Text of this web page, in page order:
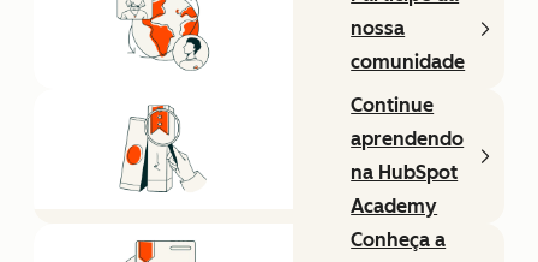
nossa
comunidade
Continue
aprendendo
na HubSpot
Academy
Conheça a